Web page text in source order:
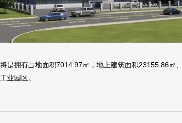
是拥有占地面积7014.97㎡，地上建筑面积23155.86
业园区。